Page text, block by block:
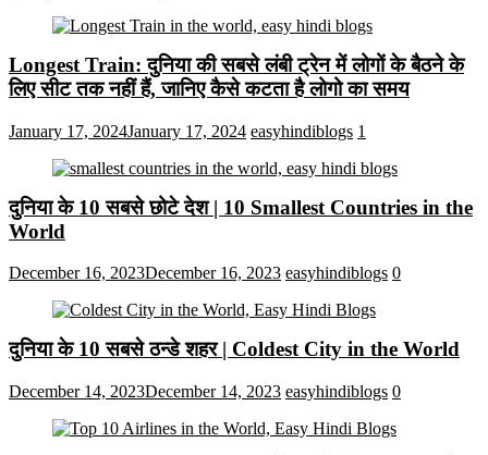
Longest Train: दुनिया की सबसे लंबी ट्रेन में लोगों के बैठने के
लिए सीट तक ​​नहीं हैं, जानिए कैसे कटता है लोगो का समय
January 17, 2024January 17, 2024 easyhindiblogs 1
दुनिया के 10 सबसे छोटे देश | 10 Smallest Countries in the
World
December 16, 2023December 16, 2023 easyhindiblogs 0
दुनिया के 10 सबसे ठन्डे शहर | Coldest City in the World
December 14, 2023December 14, 2023 easyhindiblogs 0